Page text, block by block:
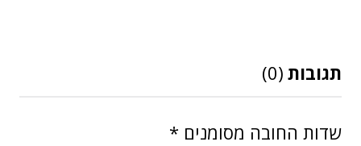
תגובות (0)
שדות החובה מסומנים *